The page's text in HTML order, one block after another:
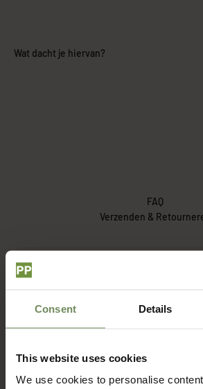
Consent Details
This website uses cookies
We use cookies to personalise
Wat dacht je hiervan?
FAQ
Verzenden &
Hoe lang duur het voordat ik mijn
Wat zijn de verzendkosten?
Met welke bezorgdienst werken jullie?